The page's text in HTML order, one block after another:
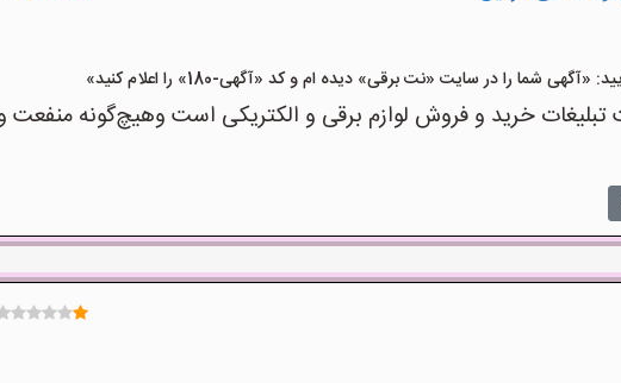
شما را در سایت «نت برقی» دیده ام و کد «آگهی-180» را اعلام کنید»
خرید و فروش لوازم برقی و الکتریکی است وهیچ‌گونه منفعت و